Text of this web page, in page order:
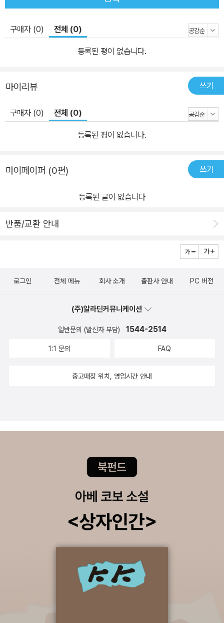
구매자 (0) 전체 (0)
등록된 평이 없습니다.
마이리뷰 쓰기
구매자 (0) 전체 (0)
등록된 평이 없습니다.
마이페이퍼 (0편) 쓰기
등록된 글이 없습니다
반품/교환 안내
로그인 전체 메뉴 회사 소개 출판사 안내 PC 버전
(주)알라딘커뮤니케이션
일반문의 (발신자 부담) 1544-2514
1:1 문의 FAQ
중고매장 위치, 영업시간 안내